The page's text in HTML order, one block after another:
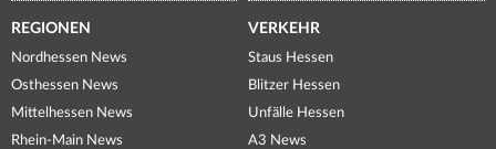
REGIONEN
Nordhessen News
Osthessen News
Mittelhessen News
Rhein-Main News
VERKEHR
Staus Hessen
Blitzer Hessen
Unfälle Hessen
A3 News